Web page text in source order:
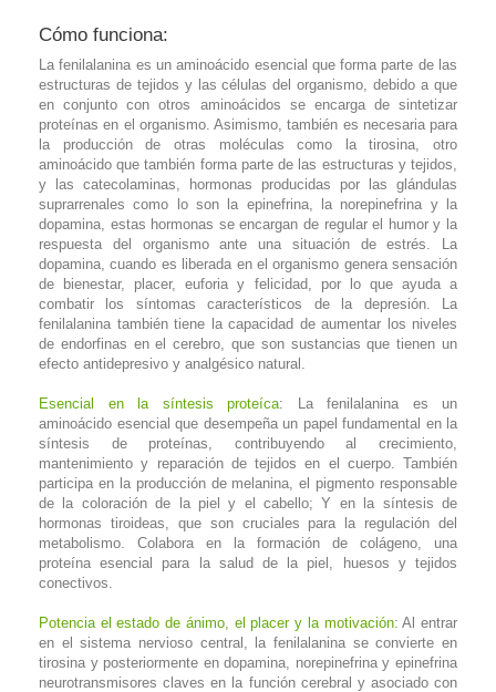
Cómo funciona:
La fenilalanina es un aminoácido esencial que forma parte de las
estructuras de tejidos y las células del organismo, debido a que
en conjunto con otros aminoácidos se encarga de sintetizar
proteínas en el organismo. Asimismo, también es necesaria para
la producción de otras moléculas como la tirosina, otro
aminoácido que también forma parte de las estructuras y tejidos,
y las catecolaminas, hormonas producidas por las glándulas
suprarrenales como lo son la epinefrina, la norepinefrina y la
dopamina, estas hormonas se encargan de regular el humor y la
respuesta del organismo ante una situación de estrés. La
dopamina, cuando es liberada en el organismo genera sensación
de bienestar, placer, euforia y felicidad, por lo que ayuda a
combatir los síntomas característicos de la depresión. La
fenilalanina también tiene la capacidad de aumentar los niveles
de endorfinas en el cerebro, que son sustancias que tienen un
efecto antidepresivo y analgésico natural.
Esencial en la síntesis proteíca: La fenilalanina es un
aminoácido esencial que desempeña un papel fundamental en la
síntesis de proteínas, contribuyendo al crecimiento,
mantenimiento y reparación de tejidos en el cuerpo. También
participa en la producción de melanina, el pigmento responsable
de la coloración de la piel y el cabello; Y en la síntesis de
hormonas tiroideas, que son cruciales para la regulación del
metabolismo. Colabora en la formación de colágeno, una
proteína esencial para la salud de la piel, huesos y tejidos
conectivos.
Potencia el estado de ánimo, el placer y la motivación: Al entrar
en el sistema nervioso central, la fenilalanina se convierte en
tirosina y posteriormente en dopamina, norepinefrina y epinefrina
neurotransmisores claves en la función cerebral y asociado con